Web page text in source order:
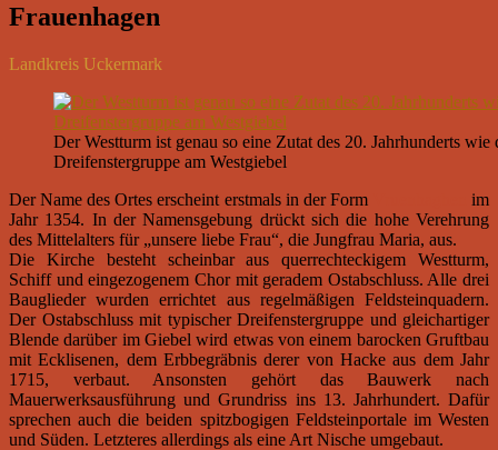
Frauenhagen
Landkreis Uckermark
Der Westturm ist genau so eine Zutat des 20. Jahrhunderts wie
Dreifenstergruppe am Westgiebel
Der Name des Ortes erscheint erstmals in der Form
Vruenhaghenim
Jahr 1354. In der Namensgebung drückt sich die hohe Verehrung
des Mittelalters für „unsere liebe Frau“, die Jungfrau Maria, aus.
Die Kirche besteht scheinbar aus querrechteckigem Westturm,
Schiff und eingezogenem Chor mit geradem Ostabschluss. Alle drei
Bauglieder wurden errichtet aus regelmäßigen Feldsteinquadern.
Der Ostabschluss mit typischer Dreifenstergruppe und gleichartiger
Blende darüber im Giebel wird etwas von einem barocken Gruftbau
mit Ecklisenen, dem Erbbegräbnis derer von Hacke aus dem Jahr
1715, verbaut. Ansonsten gehört das Bauwerk nach
Mauerwerksausführung und Grundriss ins 13. Jahrhundert. Dafür
sprechen auch die beiden spitzbogigen Feldsteinportale im Westen
und Süden. Letzteres allerdings als eine Art Nische umgebaut.